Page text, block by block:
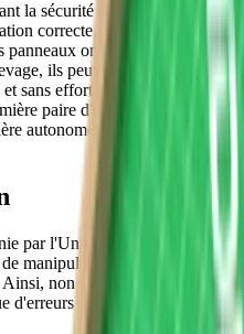
la sécurité et des explications
correcte des accessoires
ont pu être posés sous
ils peuvent être mis en
sans effort physique. Après la
paire d'éléments, les
autonome en un rien de
par l'Unidek Aero Confort, le
manipulations que pour
non seulement la mise en
d'erreurs est considérablement